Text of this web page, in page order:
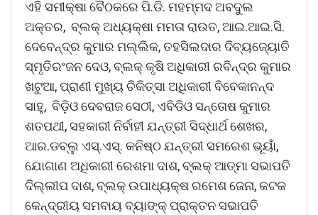
ଏହି ସମୀକ୍ଷା ବୈଠକରେ ପି.ଡି. ମହମ୍ମଦ ଅବଦୁଲ
ଅକ୍ତର, ବ୍ଲକ୍ ଅଧ୍ୟକ୍ଷା ମମତା ରାଉତ, ଆଇ.ଆଇ.ସି.
ଦେବେନ୍ଦ୍ର କୁମାର ମଲ୍ଲିକ, ତହସିଲଦାର ଦିବ୍ୟଜ୍ୟୋତି
ସ୍ମୃତିରଂଜନ ଦେଓ, ବ୍ଲକ୍ କୃଷି ଅଧିକାରୀ ରବିନ୍ଦ୍ର କୁମାର
ଖଟୁଆ, ପ୍ରାଣୀ ମୁଖ୍ୟ ଚିକିତ୍ସା ଅଧିକାରୀ ବିବେକାନନ୍ଦ
ସାହୁ, ବିଡ଼ିଓ ଦେବରାଜ ସେଠୀ, ଏବିଡିଓ ସନ୍ତୋଷ କୁମାର
ଶତପଥୀ, ସହକାରୀ ନିର୍ବାହୀ ଯନ୍ତ୍ରୀ ସିଦ୍ଧାର୍ଥ ଶେଖର,
ଆର.ଡବ୍ଲୁ ଏସ୍.ଏସ୍. କନିଷ୍ଠ ଯନ୍ତ୍ରୀ ସମରେଶ ଭୂୟାଁ,
ଯୋଗାଣ ଅଧିକାରୀ ରେଶମା ଦାଶ, ବ୍ଲକ୍ ଆତ୍ମା ସଭାପତି
ଦିଲ୍ଲୀପ ଦାଶ, ବ୍ଲକ୍ ଉପାଧ୍ୟକ୍ଷ ରମେଶ ଜେନା, କଟକ
କେନ୍ଦ୍ରୀୟ ସମବାୟ ବ୍ୟାଙ୍କ୍ ପ୍ରାକ୍ତନ ସଭାପତି